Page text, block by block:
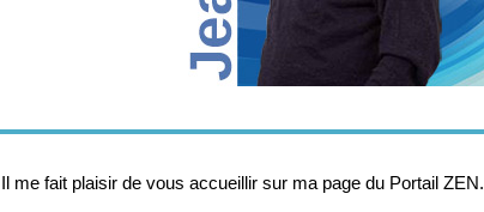
Il me fait plaisir de vous accueillir sur ma page du Portail ZEN.